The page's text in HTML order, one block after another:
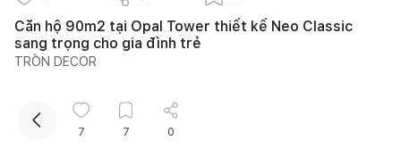
Căn hộ 90m2 tại Opal Tower thiết kế Neo Classic
sang trọng cho gia đình trẻ
TRÒN DECOR
Kho kiến thức
7 7 0